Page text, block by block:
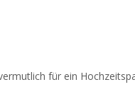
für ein